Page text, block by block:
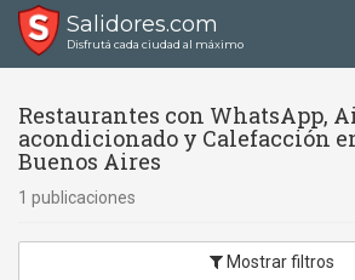
Salidores.com
Disfrutá cada ciudad al máximo
Restaurantes con WhatsApp,
acondicionado y Calefacción
Buenos Aires
1 publicaciones
Mostrar filtros